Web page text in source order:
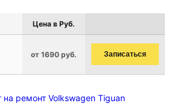
Цена в Руб.
от 1690 руб. Записаться
на ремонт Volkswagen Tiguan